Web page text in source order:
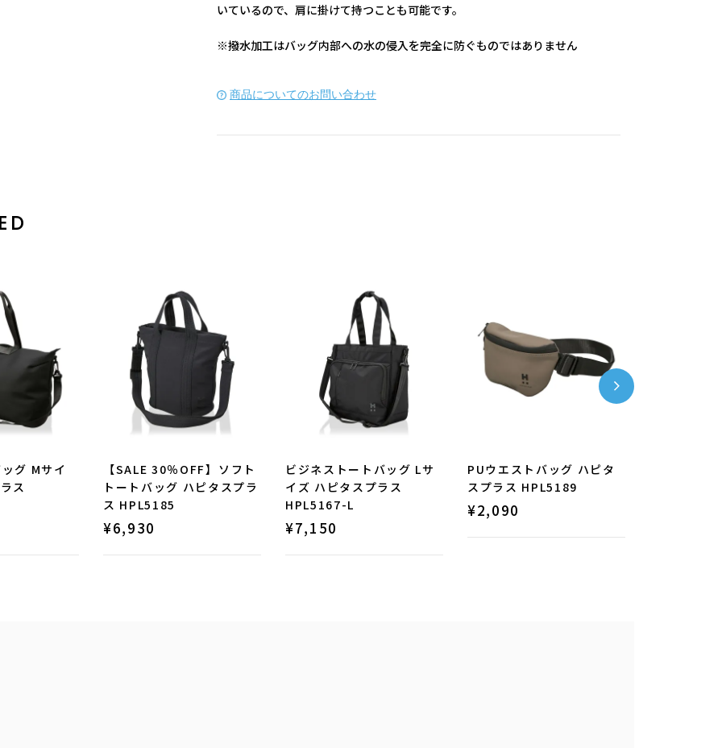
いているので、肩に掛けて持つことも可能です。
※撥水加工はバッグ内部への水の侵入を完全に防ぐものではありません
商品についてのお問い合わせ
グ Mサイ
ス
【SALE 30％OFF】ソフト
トートバッグ ハピタスプラ
ス HPL5185
¥6,930
ビジネストートバッグ Lサ
イズ ハピタスプラス
HPL5167-L
¥7,150
PUウエストバッグ ハピタ
スプラス HPL5189
¥2,090